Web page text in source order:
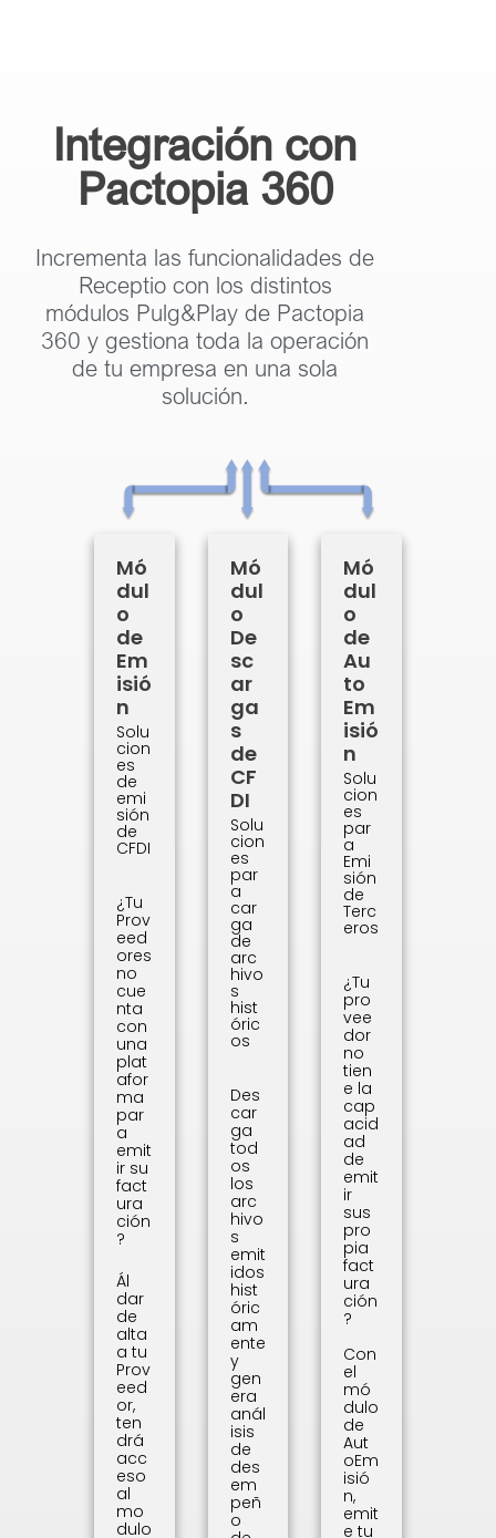
Integración con
Pactopia 360
Incrementa las funcionalidades de
Receptio con los distintos
módulos Pulg&Play de Pactopia
360 y gestiona toda la operación
de tu empresa en una sola
solución.
Mó
dul
o
de
Em
isió
n
Solu
cion
es
de
emi
sión
de
CFDI
¿Tu
Prov
eed
ores
no
cue
nta
con
una
plat
afor
ma
par
a
emit
ir su
fact
ura
ción
?
Ál
dar
de
alta
a tu
Prov
eed
or,
ten
drá
acc
eso
al
mo
dulo
Mó
dul
o
De
sc
ar
ga
s
de
CF
DI
Solu
cion
es
par
a
car
ga
de
arc
hivo
s
hist
óric
os
Des
car
ga
tod
os
los
arc
hivo
s
emit
idos
hist
óric
am
ente
y
gen
era
anál
isis
de
des
em
peñ
o
Mó
dul
o
de
Au
to
Em
isió
n
Solu
cion
es
par
a
Emi
sión
de
Terc
eros
¿Tu
pro
vee
dor
no
tien
e la
cap
acid
ad
de
emit
ir
sus
pro
pia
fact
ura
ción
?
Con
el
mó
dulo
de
Aut
oEm
isió
n,
emit
e tu